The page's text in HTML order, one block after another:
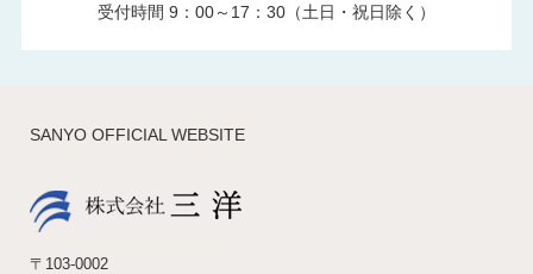
受付時間 9：00～17：30（土日・祝日除く）
SANYO OFFICIAL WEBSITE
〒103-0002